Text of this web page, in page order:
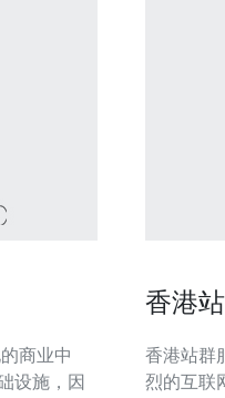
设施，因
香港
香港站群服
烈的互联